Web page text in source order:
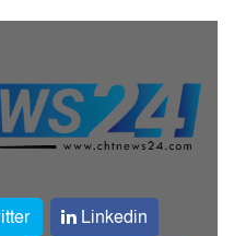
Linkedin